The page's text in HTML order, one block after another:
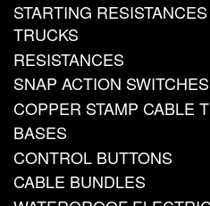
STARTING
TRUCKS
RESISTANCES
SNAP ACTION SWITCHES
COPPER STAMP CABLE
BASES
CONTROL BUTTONS
CABLE BUNDLES